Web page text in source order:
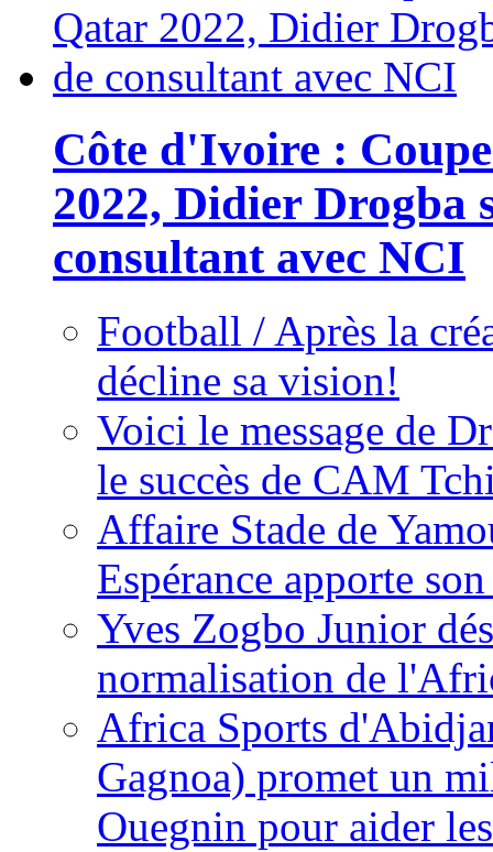
Côte d'Ivoire :
2022, Didier Drogba
consultant avec NCI
Football / Après la
décline sa vision!
Voici le message de
le succès de CAM
Affaire Stade de
Espérance apporte
Yves Zogbo Junior
normalisation de
Africa Sports
Gagnoa) promet un
Ouegnin pour aider